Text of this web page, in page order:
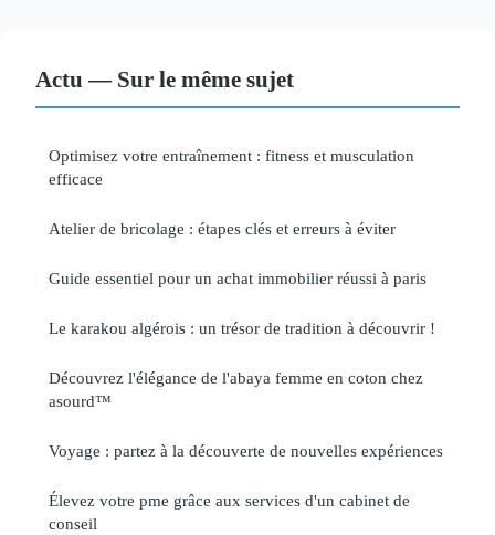
Actu — Sur le même sujet
Optimisez votre entraînement : fitness et musculation
efficace
Atelier de bricolage : étapes clés et erreurs à éviter
Guide essentiel pour un achat immobilier réussi à paris
Le karakou algérois : un trésor de tradition à découvrir !
Découvrez l'élégance de l'abaya femme en coton chez
asourd™
Voyage : partez à la découverte de nouvelles expériences
Élevez votre pme grâce aux services d'un cabinet de
conseil